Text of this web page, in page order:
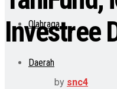
Olahraga
Daerah
Investree
by snc4